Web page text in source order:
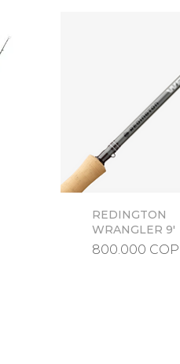
Vista rápida
REDINGTON
WRANGLER 9'
Precio
800.000 COP